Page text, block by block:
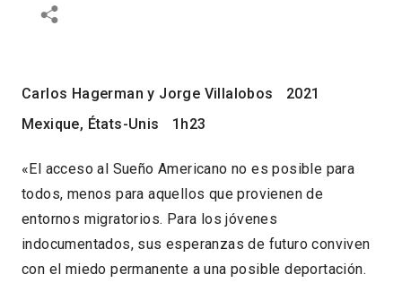
Carlos Hagerman y Jorge Villalobos
2021
Mexique, États-Unis
1h23
«El acceso al Sueño Americano no es posible para
todos, menos para aquellos que provienen de
entornos migratorios. Para los jóvenes
indocumentados, sus esperanzas de futuro conviven
con el miedo permanente a una posible deportación.